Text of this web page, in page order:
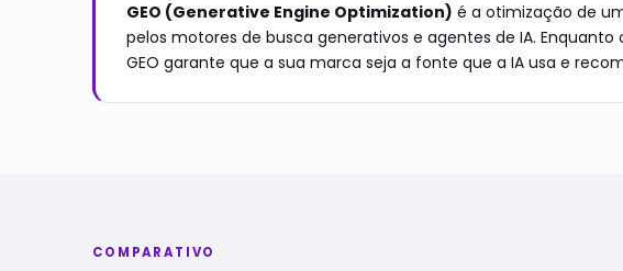
GEO (Generative Engine Optimization) é a otimização de
pelos motores de busca generativos e agentes de IA. Enquanto
GEO garante que a sua marca seja a fonte que a IA usa e
COMPARATIVO